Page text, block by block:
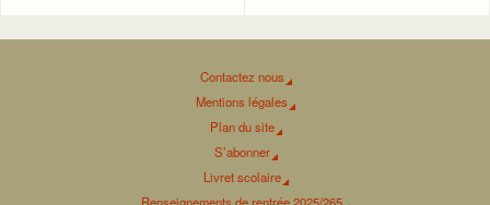
Contactez nous
Mentions légales
Plan du site
S’abonner
Livret scolaire